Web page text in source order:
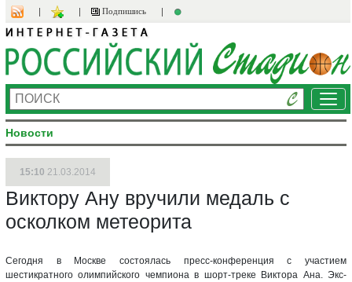
Подпишись
Новости
15:10 21.03.2014
Виктору Ану вручили медаль с
осколком метеорита
Сегодня в Москве состоялась пресс-конференция с участием
шестикратного олимпийского чемпиона в шорт-треке Виктора Ана. Экс-